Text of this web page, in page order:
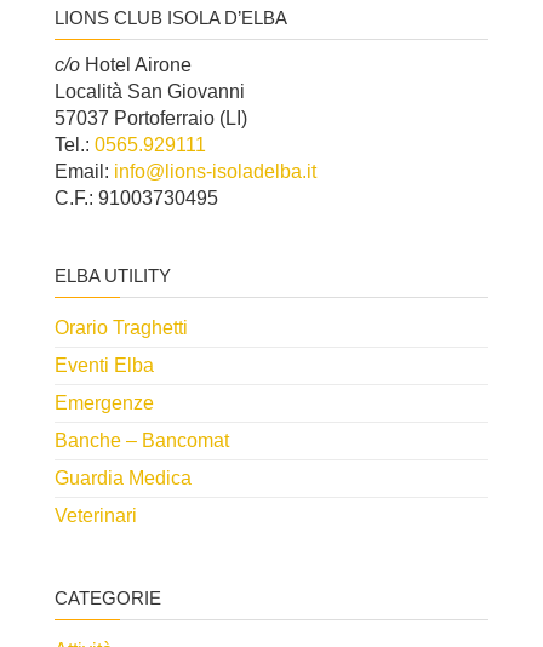
LIONS CLUB ISOLA D’ELBA
c/o Hotel Airone
Località San Giovanni
57037 Portoferraio (LI)
Tel.: 0565.929111
Email: info@lions-isoladelba.it
C.F.: 91003730495
ELBA UTILITY
Orario Traghetti
Eventi Elba
Emergenze
Banche – Bancomat
Guardia Medica
Veterinari
CATEGORIE